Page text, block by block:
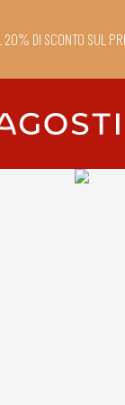
DI SCONTO SUL